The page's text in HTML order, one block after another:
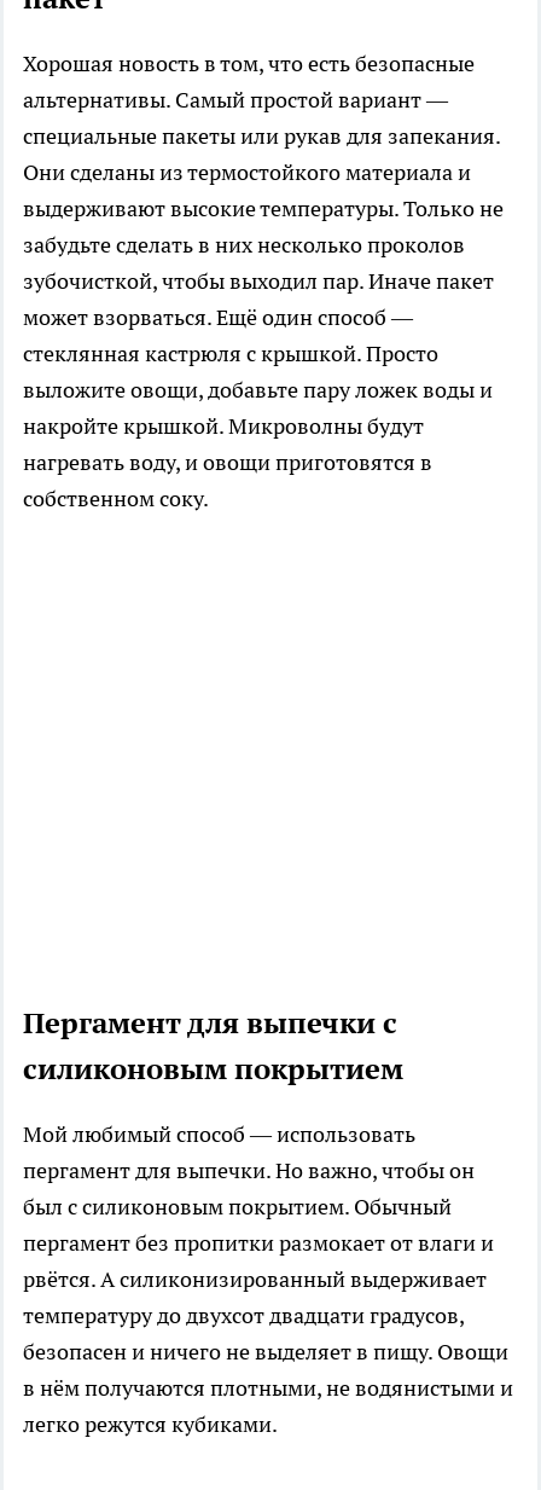
Хорошая новость в том, что есть безопасные
альтернативы. Самый простой вариант —
специальные пакеты или рукав для запекания.
Они сделаны из термостойкого материала и
выдерживают высокие температуры. Только не
забудьте сделать в них несколько проколов
зубочисткой, чтобы выходил пар. Иначе пакет
может взорваться. Ещё один способ —
стеклянная кастрюля с крышкой. Просто
выложите овощи, добавьте пару ложек воды и
накройте крышкой. Микроволны будут
нагревать воду, и овощи приготовятся в
собственном соку.
Пергамент для выпечки с
силиконовым покрытием
Мой любимый способ — использовать
пергамент для выпечки. Но важно, чтобы он
был с силиконовым покрытием. Обычный
пергамент без пропитки размокает от влаги и
рвётся. А силиконизированный выдерживает
температуру до двухсот двадцати градусов,
безопасен и ничего не выделяет в пищу. Овощи
в нём получаются плотными, не водянистыми и
легко режутся кубиками.